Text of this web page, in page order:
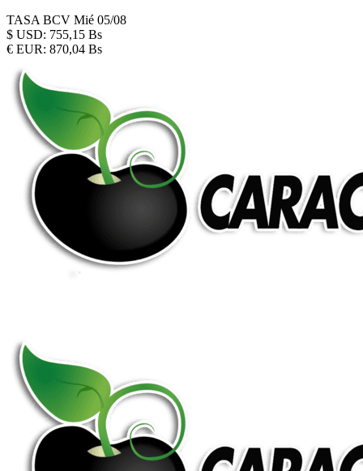
TASA BCV Mié 05/08
$ USD: 755,15 Bs
€ EUR: 870,04 Bs